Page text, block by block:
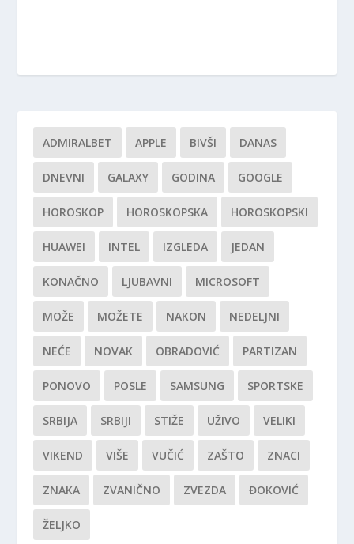
ADMIRALBET APPLE BIVŠI DANAS
DNEVNI GALAXY GODINA GOOGLE
HOROSKOP HOROSKOPSKA HOROSKOPSKI
HUAWEI INTEL IZGLEDA JEDAN
KONAČNO LJUBAVNI MICROSOFT
MOŽE MOŽETE NAKON NEDELJNI
NEĆE NOVAK OBRADOVIĆ PARTIZAN
PONOVO POSLE SAMSUNG SPORTSKE
SRBIJA SRBIJI STIŽE UŽIVO VELIKI
VIKEND VIŠE VUČIĆ ZAŠTO ZNACI
ZNAKA ZVANIČNO ZVEZDA ĐOKOVIĆ
ŽELJKO